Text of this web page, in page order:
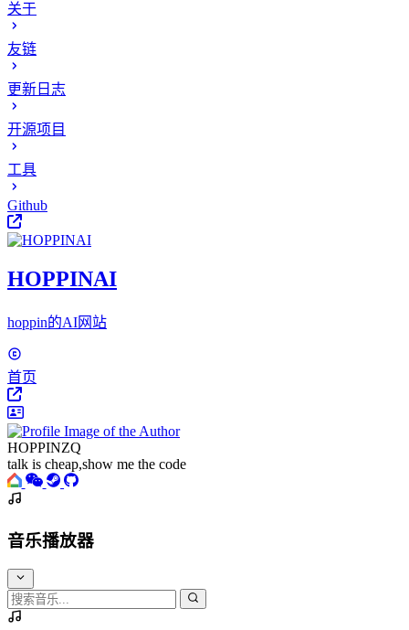
关于
友链
更新日志
开源项目
工具
Github
HOPPINAI
hoppin的AI网站
首页
HOPPINZQ
talk is cheap,show me the code
音乐播放器